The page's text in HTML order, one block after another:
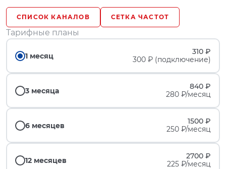
СПИСОК КАНАЛОВ СЕТКА ЧАСТОТ
Тарифные планы
1 месяц
310 ₽
300 ₽ (подключение)
3 месяца
840 ₽
280 ₽/месяц
6 месяцев
1500 ₽
250 ₽/месяц
12 месяцев
2700 ₽
225 ₽/месяц